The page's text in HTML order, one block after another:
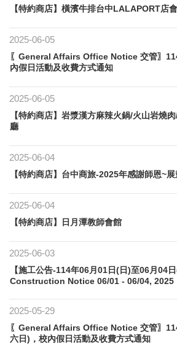
【特約商店】橫濱牛排台中LALAPORT店
2025-06-05
〖General Affairs Office Notice 交管〗
內假日活動及收費方式通知
2025-06-05
【特約商店】岩漿漢方麻辣火鍋/火山岩燒
廳
2025-06-04
【特約商店】台中商旅-2025年感謝師恩~
2025-06-04
【特約商店】日月潭教師會館
2025-06-03
【施工公告-114年06月01日(日)至06月04日
Construction Notice 06/01 - 06/04, 2025
2025-05-29
〖General Affairs Office Notice 交管〗
六日)，校內假日活動及收費方式通知